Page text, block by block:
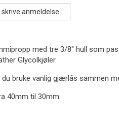
anmeldelse...
med tre 3/8" hull som
Glycolkjøler.
du bruke vanlig gjærlås sammen
40mm til 30mm.